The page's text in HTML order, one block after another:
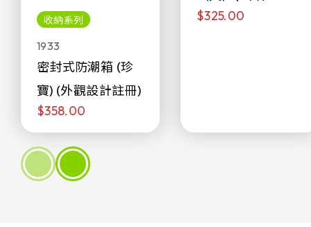
收納系列
1933
密封式防潮箱 (珍
寶) (外觀設計註冊)
$358.00
侖)
$325.00